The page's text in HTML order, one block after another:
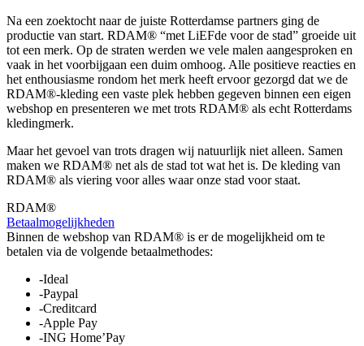
Na een zoektocht naar de juiste Rotterdamse partners ging de
productie van start. RDAM® “met LiEFde voor de stad” groeide uit
tot een merk. Op de straten werden we vele malen aangesproken en
vaak in het voorbijgaan een duim omhoog. Alle positieve reacties en
het enthousiasme rondom het merk heeft ervoor gezorgd dat we de
RDAM®-kleding een vaste plek hebben gegeven binnen een eigen
webshop en presenteren we met trots RDAM® als echt Rotterdams
kledingmerk.
Maar het gevoel van trots dragen wij natuurlijk niet alleen. Samen
maken we RDAM® net als de stad tot wat het is. De kleding van
RDAM® als viering voor alles waar onze stad voor staat.
RDAM®
Betaalmogelijkheden
Binnen de webshop van RDAM® is er de mogelijkheid om te
betalen via de volgende betaalmethodes:
-Ideal
-Paypal
-Creditcard
-Apple Pay
-ING Home’Pay